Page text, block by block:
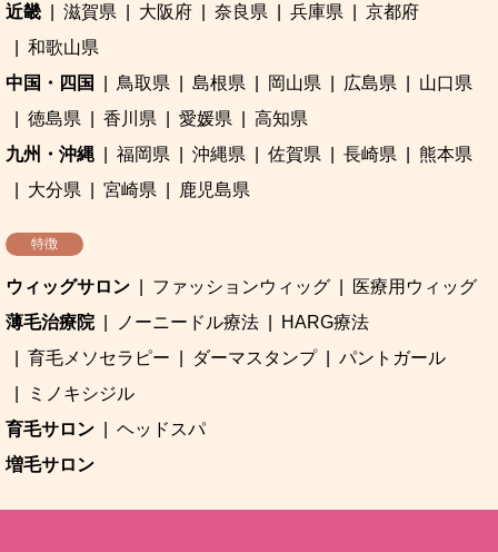
近畿
滋賀県 大阪府 奈良県 兵庫県
京都府
和歌山県
中国・四国
鳥取県 島根県 岡山県 広島県
山口県
徳島県
香川県 愛媛県
高知県
九州・沖縄
福岡県 沖縄県 佐賀県 長崎県
熊本県
大分県
宮崎県 鹿児島県
特徴
ウィッグサロン ファッションウィッグ
医療用ウィッグ
薄毛治療院
ノーニードル療法
HARG療法
育毛メソセラピー
ダーマスタンプ
パントガール
ミノキシジル
育毛サロン
ヘッドスパ
増毛サロン